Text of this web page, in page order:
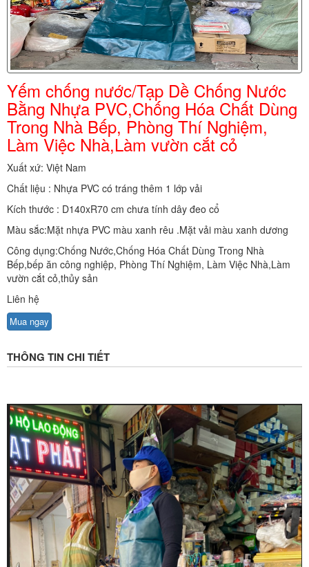
Yếm chống nước/Tạp Dề Chống Nước
Bằng Nhựa PVC,Chống Hóa Chất Dùng
Trong Nhà Bếp, Phòng Thí Nghiệm,
Làm Việc Nhà,Làm vườn cắt cỏ
Xuất xứ: Việt Nam
Chất liệu : Nhựa PVC có tráng thêm 1 lớp vải
Kích thước : D140xR70 cm chưa tính dây đeo cổ
Màu sắc:Mặt nhựa PVC màu xanh rêu .Mặt vải màu xanh dương
Công dụng:Chống Nước,Chống Hóa Chất Dùng Trong Nhà
Bếp,bếp ăn công nghiệp, Phòng Thí Nghiệm, Làm Việc Nhà,Làm
vườn cắt cỏ,thủy sản
Liên hệ
Mua ngay
THÔNG TIN CHI TIẾT